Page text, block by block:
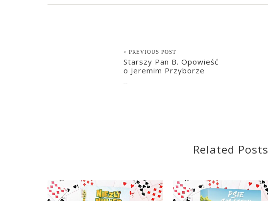
< PREVIOUS POST
Starszy Pan B. Opowieść
o Jeremim Przyborze
Related Posts